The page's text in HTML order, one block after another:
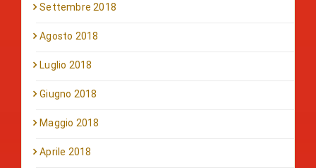
Settembre 2018
Agosto 2018
Luglio 2018
Giugno 2018
Maggio 2018
Aprile 2018